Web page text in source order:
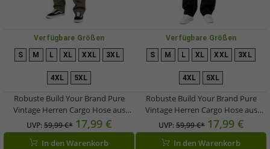
Verfügbare Größen
S M L XL XXL 3XL
4XL 5XL
Robuste Build Your Brand Pure
Vintage Herren Cargo Hose aus
Baumwolle Outdoor- & Arbeitshose
mit 8 Taschen Olive
UVP:59,99 €* 17,99 €
In den Warenkorb
Verfügbare Größen
S M L XL XXL 3XL
4XL 5XL
Robuste Build Your Brand Pure
Vintage Herren Cargo Hose aus
Baumwolle Outdoor- & Arbeitshose
mit 8 Taschen B1003-00007 Schwarz
UVP:59,99 €* 17,99 €
In den Warenkorb